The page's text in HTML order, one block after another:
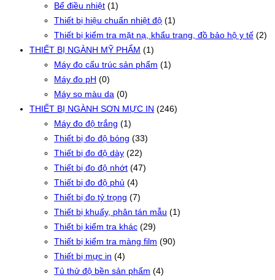
Bể điều nhiệt (1)
Thiết bị hiệu chuẩn nhiệt độ (1)
Thiết bị kiểm tra mặt nạ, khẩu trang, đồ bảo hộ y tế (2)
THIẾT BỊ NGÀNH MỸ PHẨM (1)
Máy đo cấu trúc sản phẩm (1)
Máy đo pH (0)
Máy so màu da (0)
THIẾT BỊ NGÀNH SƠN MỰC IN (246)
Máy đo độ trắng (1)
Thiết bị đo độ bóng (33)
Thiết bị đo độ dày (22)
Thiết bị đo độ nhớt (47)
Thiết bị đo độ phủ (4)
Thiết bị đo tỷ trọng (7)
Thiết bị khuấy, phân tán mẫu (1)
Thiết bị kiểm tra khác (29)
Thiết bị kiểm tra màng film (90)
Thiết bị mực in (4)
Tủ thử độ bền sản phẩm (4)